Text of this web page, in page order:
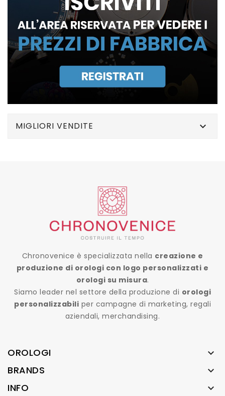
MIGLIORI VENDITE 
Chronovenice è specializzata nella creazione e
produzione di orologi con logo personalizzati e
orologi su misura.
Siamo leader nel settore della produzione di orologi
personalizzabili per campagne di marketing, regali
aziendali, merchandising.
OROLOGI 
BRANDS 
INFO 